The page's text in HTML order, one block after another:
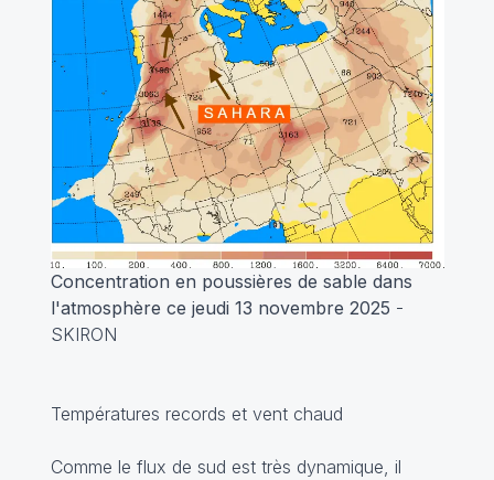
Concentration en poussières de sable dans
l'atmosphère ce jeudi 13 novembre 2025 -
SKIRON
Températures records et vent chaud
Comme le flux de sud est très dynamique, il